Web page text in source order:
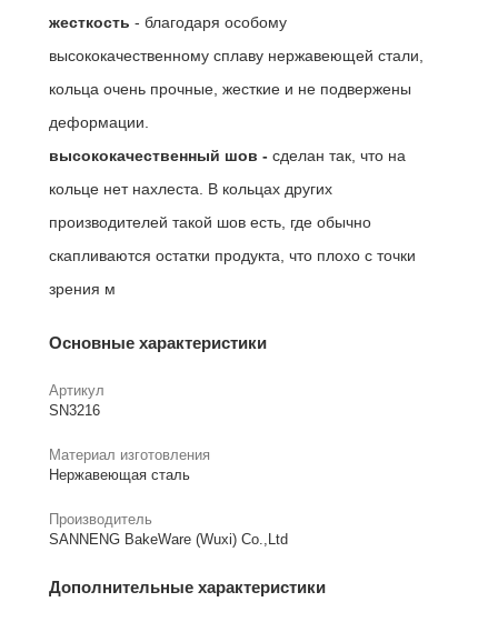
жесткость - благодаря особому
высококачественному сплаву нержавеющей стали,
кольца очень прочные, жесткие и не подвержены
деформации.
высококачественный шов - сделан так, что на
кольце нет нахлеста. В кольцах других
производителей такой шов есть, где обычно
скапливаются остатки продукта, что плохо с точки
зрения м
Основные характеристики
Артикул
SN3216
Материал изготовления
Нержавеющая сталь
Производитель
SANNENG BakeWare (Wuxi) Co.,Ltd
Дополнительные характеристики